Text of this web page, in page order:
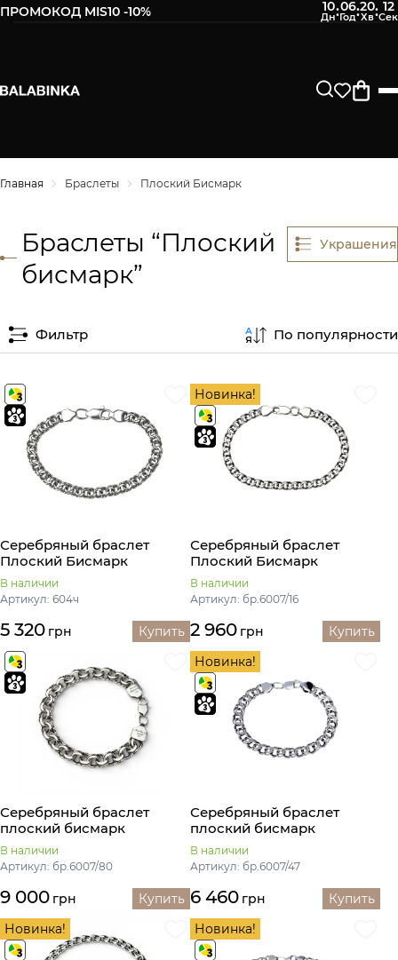
ПРОМОКОД MIS10 -10% 10:06:20: 12
Главная Браслеты Плоский Бисмарк
Браслеты “Плоский
бисмарк”
Украшения
Фильтр По популярности
Серебряный браслет
Плоский Бисмарк
В наличии
Артикул: 604ч
5 320 грн Купить
Новинка!
Серебряный браслет
Плоский Бисмарк
В наличии
Артикул: бр.6007/16
2 960 грн Купить
Серебряный браслет
плоский бисмарк
В наличии
Артикул: бр.6007/80
9 000 грн Купить
Новинка!
Серебряный браслет
плоский бисмарк
В наличии
Артикул: бр.6007/47
6 460 грн
Купить
Новинка!
Новинка!